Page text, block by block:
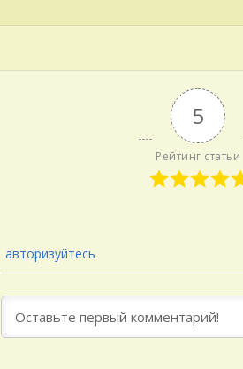
5
Рейтинг статьи
авторизуйтесь